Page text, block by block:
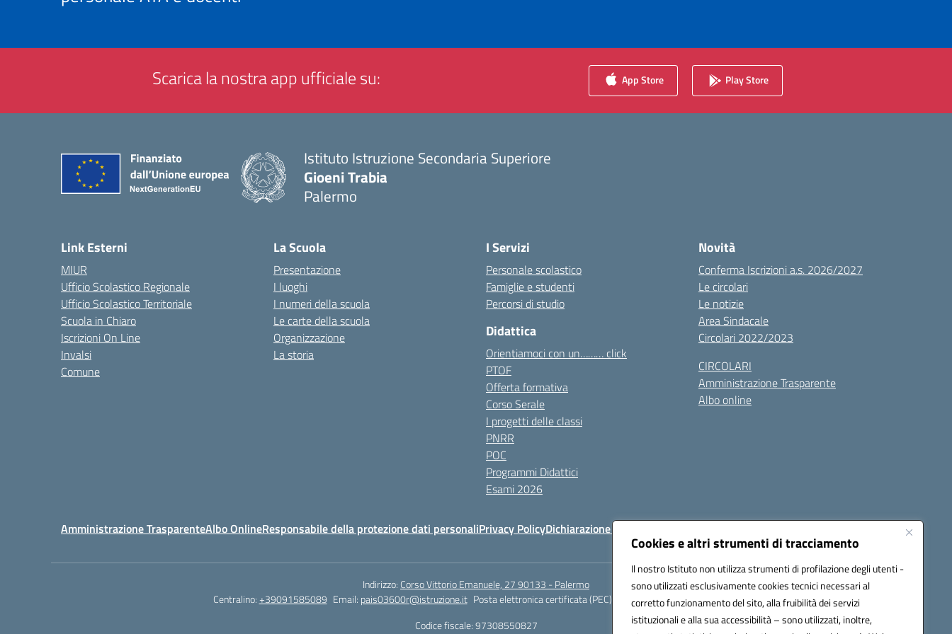
Cookies e altri strumenti di tracciamento
Il nostro Istituto non utilizza strumenti di profilazione degli utenti -
sono utilizzati esclusivamente cookies tecnici necessari al
corretto funzionamento del sito, alla fruibilità dei servizi
istituzionali e alla sua accessibilità – sono utilizzati, inoltre,
Scarica la nostra app ufficiale su: App Store Play Store
Istituto Istruzione Secondaria Superiore
Gioeni Trabia
Palermo
Link Esterni
MIUR
Ufficio Scolastico Regionale
Ufficio Scolastico Territoriale
Scuola in Chiaro
Iscrizioni On Line
Invalsi
Comune
La Scuola
Presentazione
I luoghi
I numeri della scuola
Le carte della scuola
Organizzazione
La storia
I Servizi
Personale scolastico
Famiglie e studenti
Percorsi di studio
Didattica
Orientiamoci con un……… click
PTOF
Offerta formativa
Corso Serale
I progetti delle classi
PNRR
POC
Programmi Didattici
Esami 2026
Novità
Conferma Iscrizioni a.s. 2026/2027
Le circolari
Le notizie
Area Sindacale
Circolari 2022/2023
CIRCOLARI
Amministrazione Trasparente
Albo online
Amministrazione TrasparenteAlbo OnlineResponsabile della protezione dati personaliPrivacy PolicyDichiarazione di accessibilità Seguici su:
Indirizzo: Corso Vittorio Emanuele, 27 90133 - Palermo
Centralino:+39091585089 Email: pais03600r@istruzione.it Posta elettronica certificata (PEC):
pais03600r@pec.istruzione.it
Codice fiscale: 97308550827